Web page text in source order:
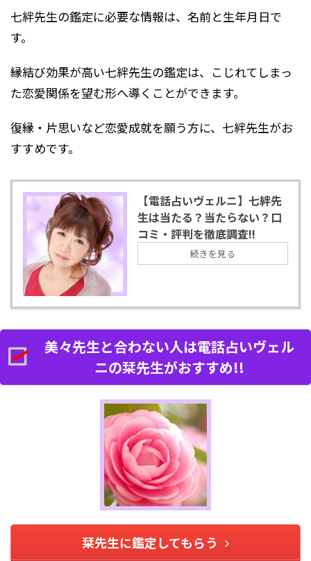
七絆先生の鑑定に必要な情報は、名前と生年月日で
す。
縁結び効果が高い七絆先生の鑑定は、こじれてしまっ
た恋愛関係を望む形へ導くことができます。
復縁・片思いなど恋愛成就を願う方に、七絆先生がお
すすめです。
【電話占いヴェルニ】七絆先
生は当たる？当たらない？口
コミ・評判を徹底調査!!
続きを見る
美々先生と合わない人は電話占いヴェル
ニの栞先生がおすすめ!!
栞先生に鑑定してもらう